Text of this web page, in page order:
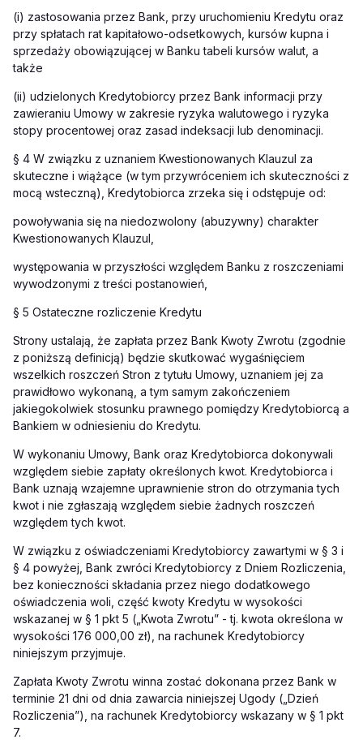
(i) zastosowania przez Bank, przy uruchomieniu Kredytu oraz
przy spłatach rat kapitałowo-odsetkowych, kursów kupna i
sprzedaży obowiązującej w Banku tabeli kursów walut, a
także
(ii) udzielonych Kredytobiorcy przez Bank informacji przy
zawieraniu Umowy w zakresie ryzyka walutowego i ryzyka
stopy procentowej oraz zasad indeksacji lub denominacji.
§ 4 W związku z uznaniem Kwestionowanych Klauzul za
skuteczne i wiążące (w tym przywróceniem ich skuteczności z
mocą wsteczną), Kredytobiorca zrzeka się i odstępuje od:
powoływania się na niedozwolony (abuzywny) charakter
Kwestionowanych Klauzul,
występowania w przyszłości względem Banku z roszczeniami
wywodzonymi z treści postanowień,
§ 5 Ostateczne rozliczenie Kredytu
Strony ustalają, że zapłata przez Bank Kwoty Zwrotu (zgodnie
z poniższą definicją) będzie skutkować wygaśnięciem
wszelkich roszczeń Stron z tytułu Umowy, uznaniem jej za
prawidłowo wykonaną, a tym samym zakończeniem
jakiegokolwiek stosunku prawnego pomiędzy Kredytobiorcą a
Bankiem w odniesieniu do Kredytu.
W wykonaniu Umowy, Bank oraz Kredytobiorca dokonywali
względem siebie zapłaty określonych kwot. Kredytobiorca i
Bank uznają wzajemne uprawnienie stron do otrzymania tych
kwot i nie zgłaszają względem siebie żadnych roszczeń
względem tych kwot.
W związku z oświadczeniami Kredytobiorcy zawartymi w § 3 i
§ 4 powyżej, Bank zwróci Kredytobiorcy z Dniem Rozliczenia,
bez konieczności składania przez niego dodatkowego
oświadczenia woli, część kwoty Kredytu w wysokości
wskazanej w § 1 pkt 5 („Kwota Zwrotu” - tj. kwota określona w
wysokości 176 000,00 zł), na rachunek Kredytobiorcy
niniejszym przyjmuje.
Zapłata Kwoty Zwrotu winna zostać dokonana przez Bank w
terminie 21 dni od dnia zawarcia niniejszej Ugody („Dzień
Rozliczenia”), na rachunek Kredytobiorcy wskazany w § 1 pkt
7.